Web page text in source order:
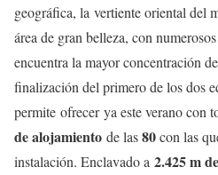
geográfica, la vertiente oriental del
área de gran belleza, con
encuentra la mayor concentración de
finalización del primero de los dos
permite ofrecer ya este verano con
de alojamiento de las80con las
instalación. Enclavado a 2.425 m